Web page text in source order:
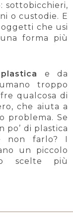
: sottobicchieri,
o custodie. E
oggetti che usi
forma più
e da
troppo
qualcosa di
che aiuta a
problema. Se
po’ di plastica
non farlo? I
un piccolo
scelte più